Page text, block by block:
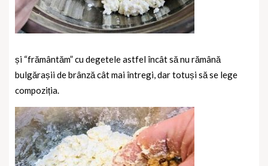
și “frământăm” cu degetele astfel încât să nu rămână
bulgărașii de brânză cât mai întregi, dar totuși să se lege
compoziția.